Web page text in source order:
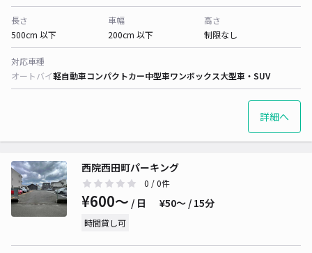
長さ
500cm 以下
車幅
200cm 以下
高さ
制限なし
対応車種
オートバイ軽自動車コンパクトカー中型車ワンボックス大型車・SUV
詳細へ
西院西田町パーキング
0 / 0件
¥600〜 / 日 ¥50〜 / 15分
時間貸し可